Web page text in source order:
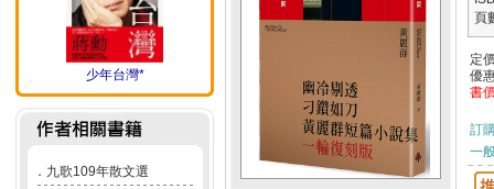
少年台灣*
． 九歌109年散文選
頁
定
優
書
訂
一